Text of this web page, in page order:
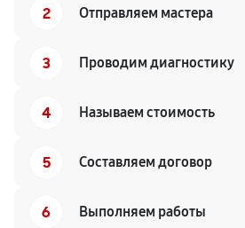
2 Отправляем мастера
3 Проводим диагностику
4 Называем стоимость
5 Составляем договор
6 Выполняем работы